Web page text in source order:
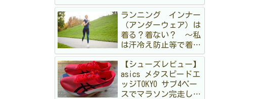
か 〜オークリーも持
ってるけど〜
ランニング インナー
（アンダーウェア）は
着る？着ない？ 〜私
は汗冷え防止等で着る
派です〜
【シューズレビュー】
asics メタスピードエ
ッジTOKYO サブ4ペー
スでマラソン完走して